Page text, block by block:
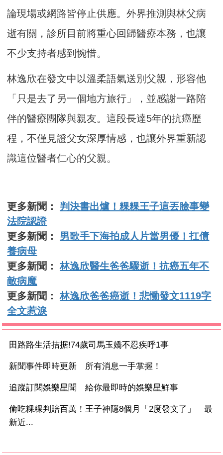
論現場或網路皆停止供應。外界推測與林父病
逝有關，診所目前將重心回歸醫療本務，也讓
不少支持者感到惋惜。
林逸欣在發文中以溫柔語氣送別父親，形容他
「只是去了另一個地方旅行」，並感謝一路陪
伴的醫療團隊與親友。這段長達5年的抗癌歷
程，不僅見證父女深厚情感，也讓外界重新認
識這位醫者仁心的父親。
更多新聞： 判決書出爐！粿粿王子這丟臉事變
法院認證
更多新聞： 男歌手下海拍成人片當男優！扛債
養病母
更多新聞：林逸欣醫生爸爸驟逝！抗癌五年不
敵病魔
更多新聞：林逸欣爸爸癌逝！悲慟發文1119字
全文惹淚
田路路生活拮据!74歲司馬玉嬌不忍疾呼1事
新聞事件即時更新 所有消息一手掌握！
追蹤訂閱娛樂星聞 給你最即時的娛樂星鮮事
偷吃粿粿判賠百萬！王子神隱8個月「2度發文了」 最
新近...